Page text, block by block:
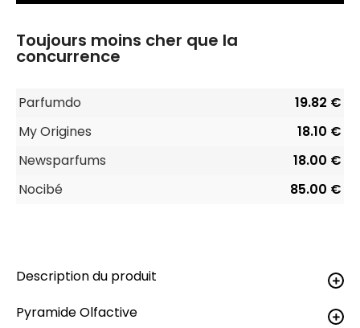
Toujours moins cher que la
concurrence
Parfumdo
19.82 €
My Origines
18.10 €
Newsparfums
18.00 €
Nocibé
85.00 €
Description du produit
Pyramide Olfactive